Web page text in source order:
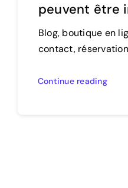
peuvent être
Blog, boutique en
contact,
Continue reading